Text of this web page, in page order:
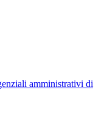
amministrativi di